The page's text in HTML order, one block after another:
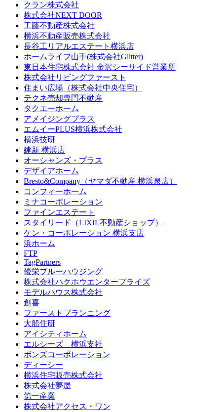
クラン株式会社
株式会社NEXT DOOR
工藤不動産株式会社
横浜不動産販売株式会社
長谷工リアルエステート横浜店
ホームライフ山手(株式会社Glitter)
東日本住宅株式会社 金沢シーサイド営業所
株式会社リビングファースト
住まい広場（株式会社中央住宅）
テクネ売却専門不動産
タクエーホーム
アメイジングプラス
エムイーPLUS横浜株式会社
横浜技研
建新 横浜店
オーシャンズ・プラス
デザイアホーム
Bresto&Company（ヤマダ不動産 横浜泉店）
コンフィーホーム
ミナコーポレーション
ファインエステート
スタイリード（LIXIL不動産ショップ）
ケン・コーポレーション 横浜支店
浜ホーム
FTP
TagPartners
優栄ブルーハウジング
株式会社ハクホウエンタープライズ
モデルハウス株式会社
創喜
ファーストプランニング
大船住研
アイシティホーム
エルシーズ 横浜支社
ボンズコーポレーション
ディーシー
横浜住宅販売株式会社
株式会社夢屋
第一産業
株式会社アクセス・ワン